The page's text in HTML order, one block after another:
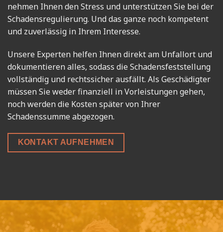
nehmen Ihnen den Stress und unterstützen Sie bei der
Schadensregulierung. Und das ganze noch kompetent
und zuverlässig in Ihrem Interesse.
Unsere Experten helfen Ihnen direkt am Unfallort und
dokumentieren alles, sodass die Schadensfeststellung
vollständig und rechtssicher ausfällt. Als Geschädigter
müssen Sie weder finanziell in Vorleistungen gehen,
noch werden die Kosten später von Ihrer
Schadenssumme abgezogen.
KONTAKT AUFNEHMEN